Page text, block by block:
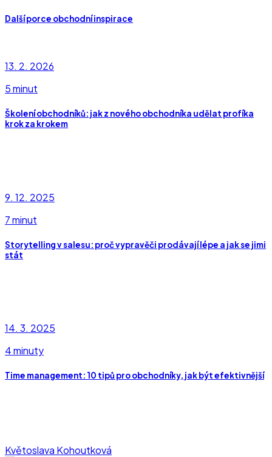
Další porce obchodní inspirace
13. 2. 2026
5 minut
Školení obchodníků: jak z nového obchodníka udělat profíka
krok za krokem
9. 12. 2025
7 minut
Storytelling v salesu: proč vypravěči prodávají lépe a jak se jimi
stát
14. 3. 2025
4 minuty
Time management: 10 tipů pro obchodníky, jak být efektivnější
Květoslava Kohoutková